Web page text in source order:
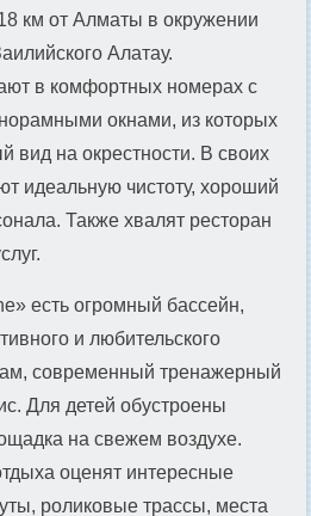
км от Алматы в окружении
Алатау.
в комфортных номерах с
окнами, из которых
вид на окрестности. В своих
идеальную чистоту, хороший
Также хвалят ресторан
есть огромный бассейн,
и любительского
современный тренажерный
Для детей обустроены
на свежем воздухе.
оценят интересные
роликовые трассы, места